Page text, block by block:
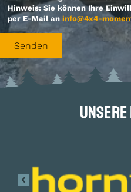
Hinweis: Sie können Ihre
per E-Mail an info@4x4-